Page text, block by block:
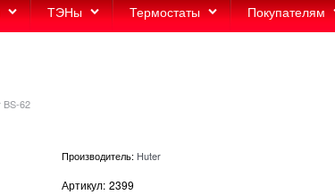
ТЭНы Термостаты Покупателям
BS-62
Производитель: Huter
Артикул: 2399